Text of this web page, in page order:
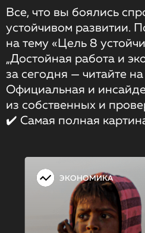
Все, что вы боялись
устойчивом развитии.
на тему «Цель 8
„Достойная работа и
за сегодня — читайте
Официальная и
из собственных и
✔️ Самая полная
ЭКОНОМИКА